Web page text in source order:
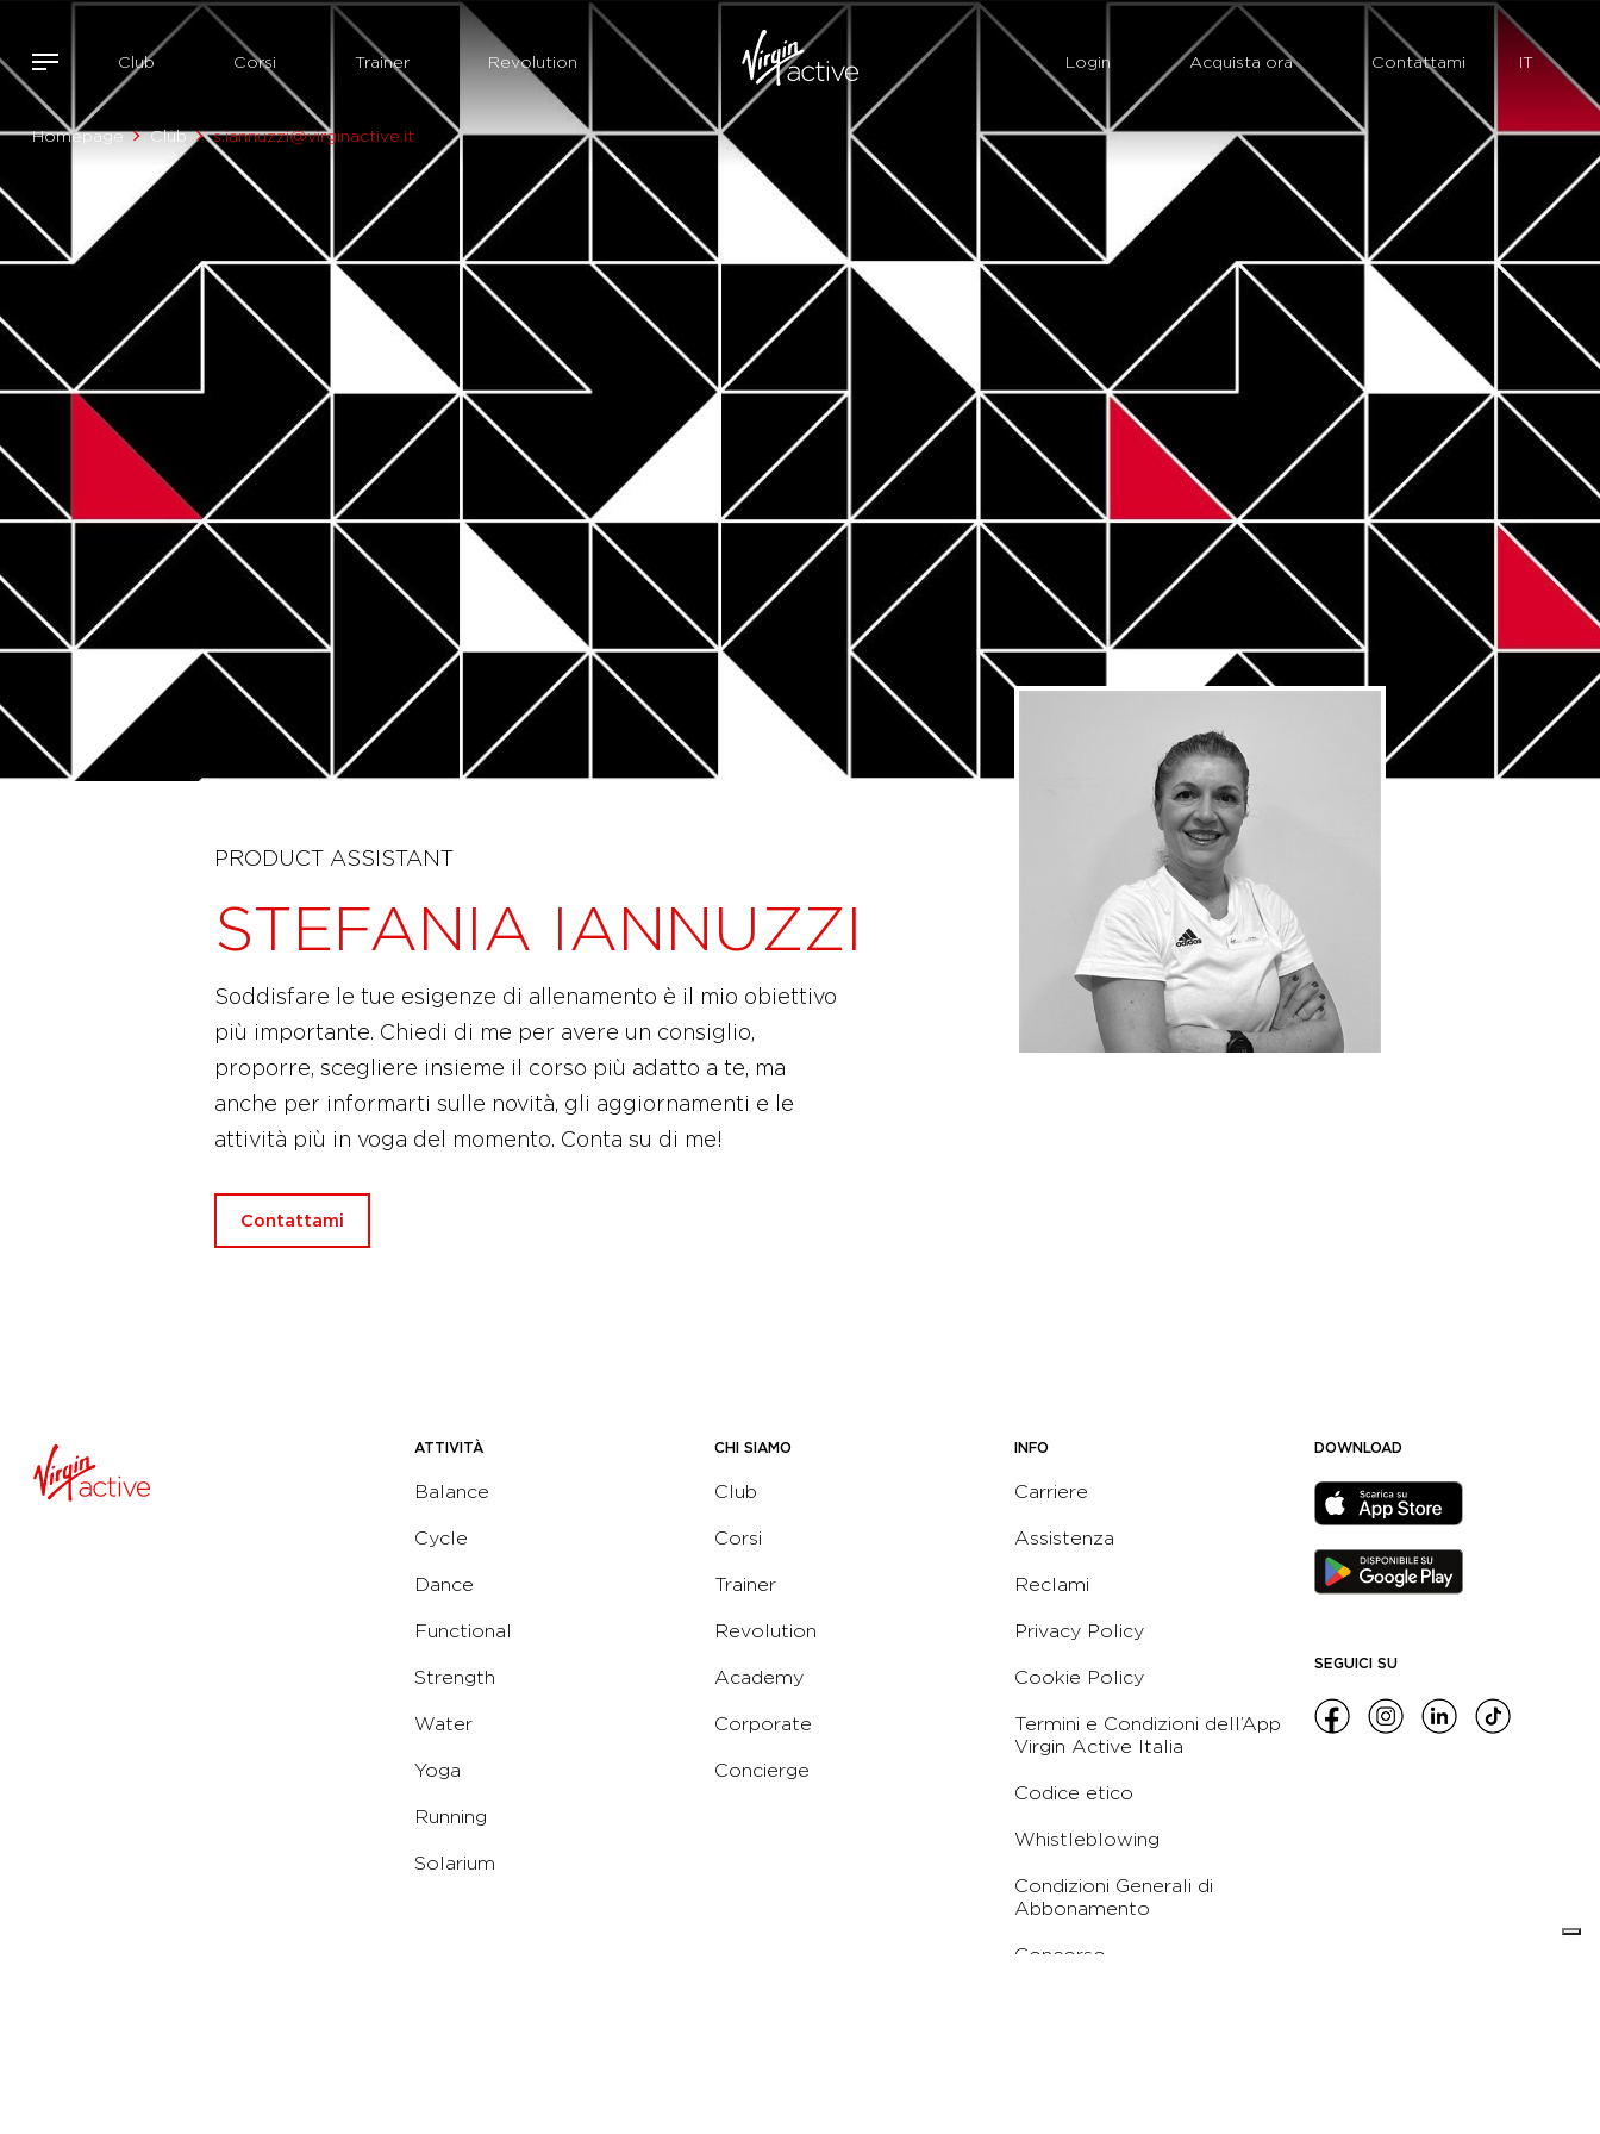
Club Corsi Trainer Revolution Login Acquista ora Contattami
Homepage Club s.iannuzzi@virginactive.it
PRODUCT ASSISTANT
STEFANIA IANNUZZI
Soddisfare le tue esigenze di allenamento è il mio obiettivo
più importante. Chiedi di me per avere un consiglio,
proporre, scegliere insieme il corso più adatto a te, ma
anche per informarti sulle novità, gli aggiornamenti e le
attività più in voga del momento. Conta su di me!
Contattami
ATTIVITÀ
Balance
Cycle
Dance
Functional
Strength
Water
Yoga
Running
Solarium
CHI SIAMO
Club
Corsi
Trainer
Revolution
Academy
Corporate
Concierge
INFO
Carriere
Assistenza
Reclami
Privacy Policy
Cookie Policy
Termini e Condizioni dell’App
Virgin Active Italia
Codice etico
Whistleblowing
Condizioni Generali di
Abbonamento
Concorso
DOWNLOAD
SEGUICI SU